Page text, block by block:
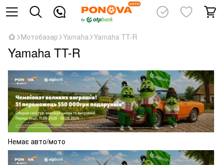
Мотобазар Yamaha Yamaha TT-R
Yamaha TT-R
Немає авто/мото